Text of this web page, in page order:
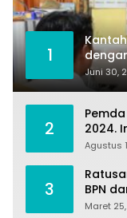
1
Juni 30,
2
2024.
Agustus
3
BPN
Maret